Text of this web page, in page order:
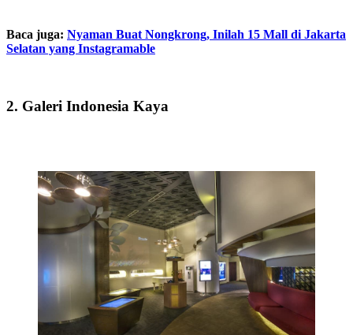
Baca juga: Nyaman Buat Nongkrong, Inilah 15 Mall di Jakarta
Selatan yang Instagramable
2. Galeri Indonesia Kaya